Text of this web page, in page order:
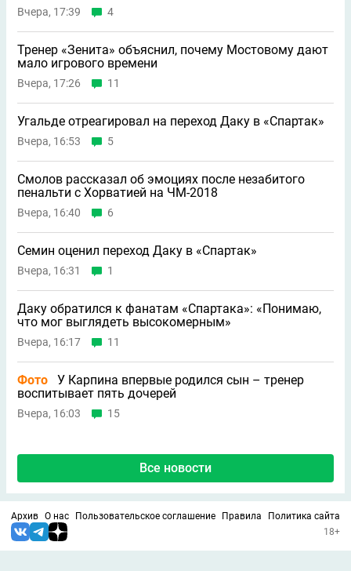
Вчера, 17:39 4
Тренер «Зенита» объяснил, почему Мостовому дают
мало игрового времени
Вчера, 17:26 11
Угальде отреагировал на переход Даку в «Спартак»
Вчера, 16:53 5
Смолов рассказал об эмоциях после незабитого
пенальти с Хорватией на ЧМ-2018
Вчера, 16:40 6
Семин оценил переход Даку в «Спартак»
Вчера, 16:31 1
Даку обратился к фанатам «Спартака»: «Понимаю,
что мог выглядеть высокомерным»
Вчера, 16:17 11
Фото
У Карпина впервые родился сын – тренер
воспитывает пять дочерей
Вчера, 16:03 15
Все новости
Архив О нас Пользовательское соглашение Правила
Политика сайта
18+